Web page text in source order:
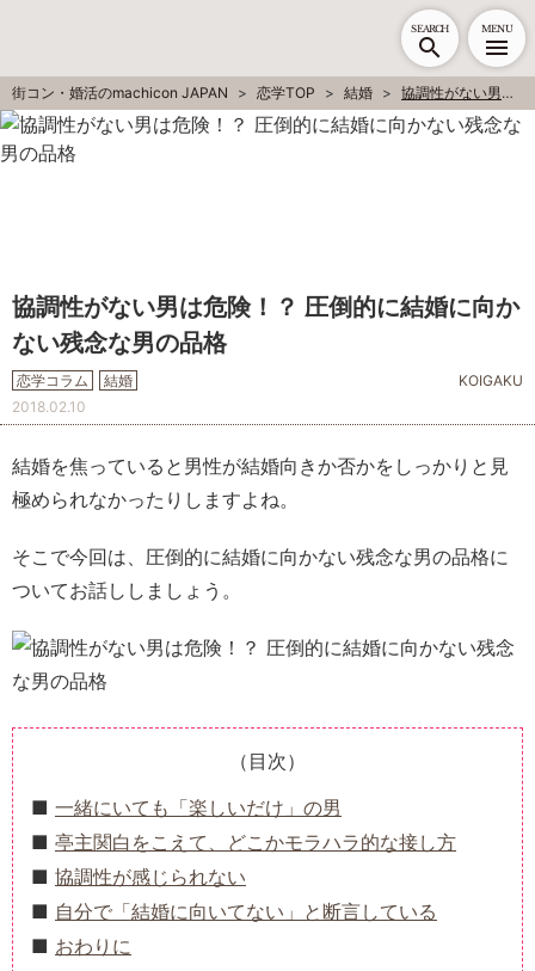
SEARCH MENU
街コン・婚活のmachicon JAPAN 恋学TOP 結婚 協調性がない男は危険！？ 圧倒的に結婚に向かない残念な男の品格
協調性がない男は危険！？ 圧倒的に結婚に向か
ない残念な男の品格
恋学コラム 結婚
KOIGAKU
2018.02.10
結婚を焦っていると男性が結婚向きか否かをしっかりと見
極められなかったりしますよね。
そこで今回は、圧倒的に結婚に向かない残念な男の品格に
ついてお話ししましょう。
（目次）
一緒にいても「楽しいだけ」の男
亭主関白をこえて、どこかモラハラ的な接し方
協調性が感じられない
自分で「結婚に向いてない」と断言している
おわりに